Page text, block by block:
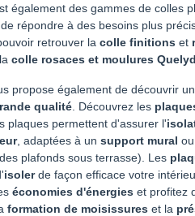
également des gammes de colles
répondre à des besoins plus
retrouver la colle finitions et
colle rosaces et moulures Quelyd
propose également de découvrir
qualité. Découvrez les
plaques permettent d'assurer l'
, adaptées à un support mural ou
plafonds sous terrasse). Les
isolerde façon efficace votre
économies d'énergies et profitez
formation de moisissures et la